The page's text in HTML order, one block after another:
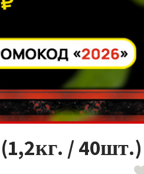
/ 40шт.)